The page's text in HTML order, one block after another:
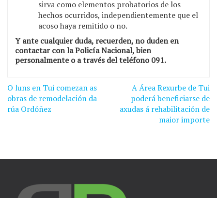
sirva como elementos probatorios de los
hechos ocurridos, independientemente que el
acoso haya remitido o no.
Y ante cualquier duda, recuerden, no duden en
contactar con la Policía Nacional, bien
personalmente o a través del teléfono 091.
Navegación
de
O luns en Tui comezan as
obras de remodelación da
rúa Ordóñez
A Área Rexurbe de Tui
poderá beneficiarse de
axudas á rehabilitación de
maior importe